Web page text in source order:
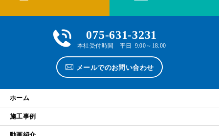
075-631-3231
本社受付時間 平日 9:00～18:00
メールでのお問い合わせ
ホーム
施工事例